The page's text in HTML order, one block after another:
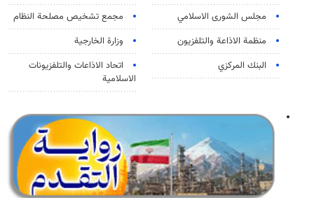
مجلس الشورى الاسلامي
مجمع تشخيص مصلحة النظام
منظمة الاذاعة والتلفزیون
وزارة الخارجية
البنك المركزي
اتحاد الاذاعات والتلفزيونات
الاسلامية